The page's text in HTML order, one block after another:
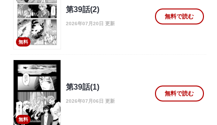
無料
第39話(2)
2026年07月20日 更新
無料で読む
無料
第39話(1)
2026年07月06日 更新
無料で読む